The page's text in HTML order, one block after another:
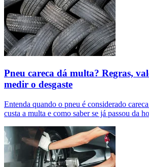
Pneu careca dá multa? Regras,
medir o desgaste
Entenda quando o pneu é considerado
custa a multa e como saber se já passou da